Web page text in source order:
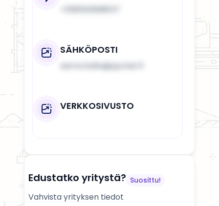
SÄHKÖPOSTI
aarno.kallo@pp.inet.fi
VERKKOSIVUSTO
Edustatko yritystä? Suosittu!
Vahvista yrityksen tiedot